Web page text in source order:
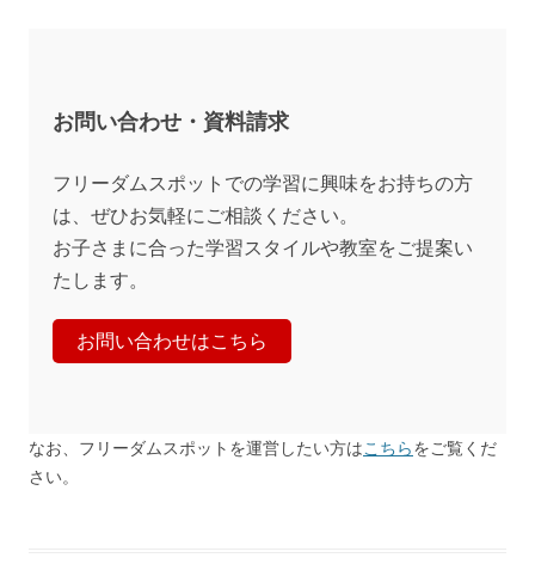
お問い合わせ・資料請求
フリーダムスポットでの学習に興味をお持ちの方
は、ぜひお気軽にご相談ください。
お子さまに合った学習スタイルや教室をご提案い
たします。
お問い合わせはこちら
なお、フリーダムスポットを運営したい方はこちらをご覧くだ
さい。